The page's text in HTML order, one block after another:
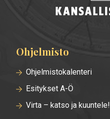
Alatunnisteen
valikko
Ohjelmisto
Ohjelmistokalenteri
Esitykset A-Ö
Virta – katso ja kuuntele!